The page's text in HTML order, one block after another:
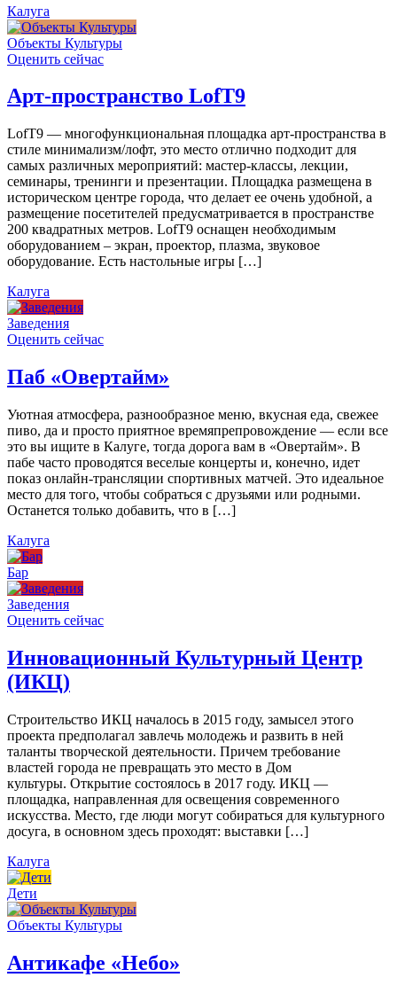
Калуга
Объекты Культуры
Оценить сейчас
Арт-пространство LofT9
LofT9 — многофункциональная площадка арт-пространства в
стиле минимализм/лофт, это место отлично подходит для
самых различных мероприятий: мастер-классы, лекции,
семинары, тренинги и презентации. Площадка размещена в
историческом центре города, что делает ее очень удобной, а
размещение посетителей предусматривается в пространстве
200 квадратных метров. LofT9 оснащен необходимым
оборудованием – экран, проектор, плазма, звуковое
оборудование. Есть настольные игры […]
Калуга
Заведения
Оценить сейчас
Паб «Овертайм»
Уютная атмосфера, разнообразное меню, вкусная еда, свежее
пиво, да и просто приятное времяпрепровождение — если все
это вы ищите в Калуге, тогда дорога вам в «Овертайм». В
пабе часто проводятся веселые концерты и, конечно, идет
показ онлайн-трансляции спортивных матчей. Это идеальное
место для того, чтобы собраться с друзьями или родными.
Останется только добавить, что в […]
Калуга
Бар
Заведения
Оценить сейчас
Инновационный Культурный Центр
(ИКЦ)
Строительство ИКЦ началось в 2015 году, замысел этого
проекта предполагал завлечь молодежь и развить в ней
таланты творческой деятельности. Причем требование
властей города не превращать это место в Дом
культуры. Открытие состоялось в 2017 году. ИКЦ —
площадка, направленная для освещения современного
искусства. Место, где люди могут собираться для культурного
досуга, в основном здесь проходят: выставки […]
Калуга
Дети
Объекты Культуры
Антикафе «Небо»